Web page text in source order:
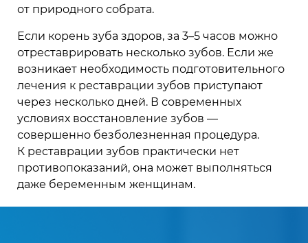
от природного собрата.
Если корень зуба здоров, за 3–5 часов можно
отреставрировать несколько зубов. Если же
возникает необходимость подготовительного
лечения к реставрации зубов приступают
через несколько дней. В современных
условиях восстановление зубов —
совершенно безболезненная процедура.
К реставрации зубов практически нет
противопоказаний, она может выполняться
даже беременным женщинам.